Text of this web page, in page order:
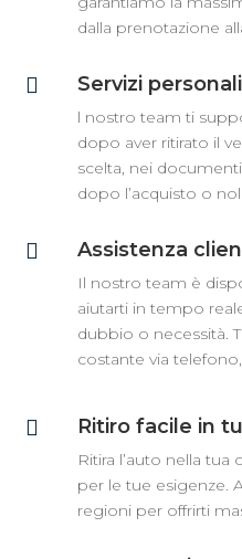
dalla prenotazione
 Servizi
l nostro team ti
dopo aver ritirato il
scelta, nei
dopo l’acquisto o
 Assistenza
Il nostro team è
aiutarti in tempo
dubbio o necessità.
costante via
 Ritiro facile in
Ritira l’auto nella
per le tue esigenze.
regioni per offrirti